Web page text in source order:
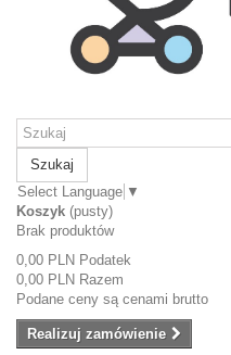
Szukaj
Select Language ▼
Koszyk (pusty)
Brak produktów
0,00 PLN Podatek
0,00 PLN Razem
Podane ceny są cenami brutto
Realizuj zamówienie